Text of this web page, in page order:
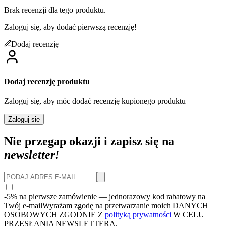
Brak recenzji dla tego produktu.
Zaloguj się, aby dodać pierwszą recenzję!
Dodaj recenzję
Dodaj recenzję produktu
Zaloguj się, aby móc dodać recenzję kupionego produktu
Zaloguj się
Nie przegap okazji i zapisz się na
newsletter!
-5% na pierwsze zamówienie — jednorazowy kod rabatowy na
Twój e-mailWyrażam zgodę na przetwarzanie moich DANYCH
OSOBOWYCH ZGODNIE Z polityką prywatności W CELU
PRZESŁANIA NEWSLETTERA.